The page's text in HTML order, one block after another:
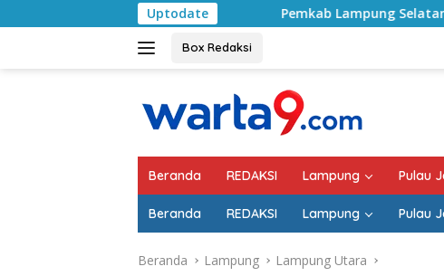
ke
Uptodate
Pemkab Lampung Selatan Mulai Tangani Jalan
Box Redaksi
Beranda REDAKSI Lampung Pulau
Beranda REDAKSI Lampung Pulau
Beranda Lampung Lampung Utara